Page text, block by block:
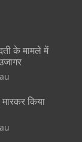
के मामले में
किया